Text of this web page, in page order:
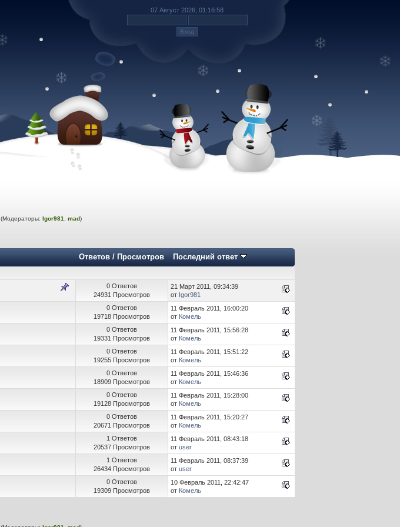
07 Август 2026, 01:16:58
(Модераторы: Igor981,mad)
Ответов / Просмотров
Последний ответ
0 Ответов
24931 Просмотров
21 Март 2011, 09:34:39
от Igor981
0 Ответов
19718 Просмотров
11 Февраль 2011, 16:00:20
от Комель
0 Ответов
19331 Просмотров
11 Февраль 2011, 15:56:28
от Комель
0 Ответов
19255 Просмотров
11 Февраль 2011, 15:51:22
от Комель
0 Ответов
18909 Просмотров
11 Февраль 2011, 15:46:36
от Комель
0 Ответов
19128 Просмотров
11 Февраль 2011, 15:28:00
от Комель
0 Ответов
20671 Просмотров
11 Февраль 2011, 15:20:27
от Комель
1 Ответов
20537 Просмотров
11 Февраль 2011, 08:43:18
от user
1 Ответов
26434 Просмотров
11 Февраль 2011, 08:37:39
от user
0 Ответов
19309 Просмотров
10 Февраль 2011, 22:42:47
от Комель